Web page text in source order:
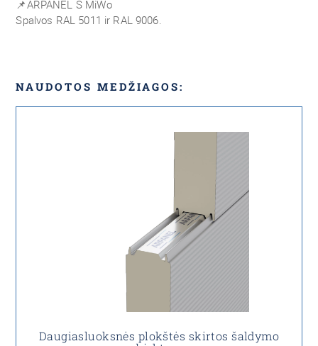
📌ARPANEL S MiWo
Spalvos RAL 5011 ir RAL 9006.
NAUDOTOS MEDŽIAGOS:
Daugiasluoksnės plokštės skirtos šaldymo